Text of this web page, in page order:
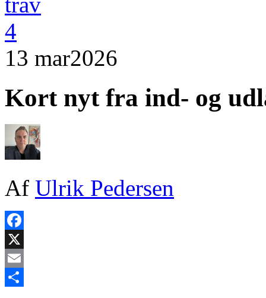
13 mar2026
Kort nyt fra ind- og
Af Ulrik Pedersen
Facebook
X
Email